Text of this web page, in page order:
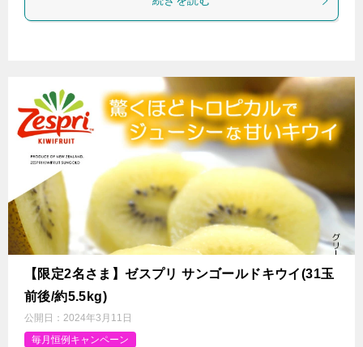
【限定2名さま】ゼスプリ サンゴールドキウイ(31玉
前後/約5.5kg)
公開日： 2024年3月11日
毎月恒例キャンペーン